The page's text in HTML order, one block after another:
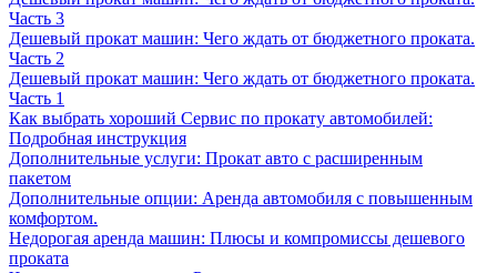
Часть 3
Дешевый прокат машин: Чего ждать от бюджетного проката.
Часть 2
Дешевый прокат машин: Чего ждать от бюджетного проката.
Часть 1
Как выбрать хороший Сервис по прокату автомобилей:
Подробная инструкция
Дополнительные услуги: Прокат авто с расширенным
пакетом
Дополнительные опции: Аренда автомобиля с повышенным
комфортом.
Недорогая аренда машин: Плюсы и компромиссы дешевого
проката